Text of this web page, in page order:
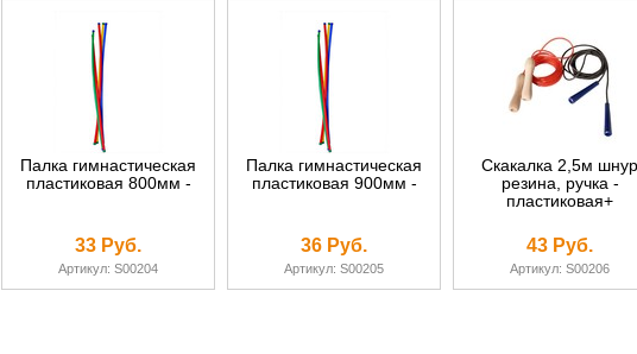
Палка гимнастическая
пластиковая 800мм -
33 Руб.
Артикул: S00204
Палка гимнастическая
пластиковая 900мм -
36 Руб.
Артикул: S00205
Скакалка 2,5м шнур
резина, ручка -
пластиковая+
43 Руб.
Артикул: S00206